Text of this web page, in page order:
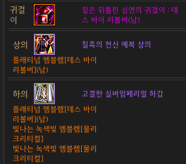
귀걸
이
짙은 뒤틀린 심연의 귀걸이 : 데
스 바이 리볼버(남)
상의 칠흑의 천신 예복 상의
플래티넘 엠블렘[데스 바이
리볼버](남)
하의 고결한 실버임페리얼 하갑
플래티넘 엠블렘[데스 바이
리볼버](남)
빛나는 녹색빛 엠블렘[물리
크리티컬]
빛나는 녹색빛 엠블렘[물리
크리티컬]